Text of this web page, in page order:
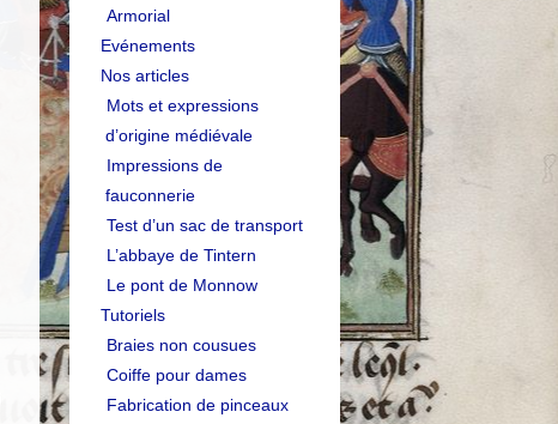
Armorial
Evénements
Nos articles
Mots et expressions
d’origine médiévale
Impressions de
fauconnerie
Test d’un sac de transport
L’abbaye de Tintern
Le pont de Monnow
Tutoriels
Braies non cousues
Coiffe pour dames
Fabrication de pinceaux